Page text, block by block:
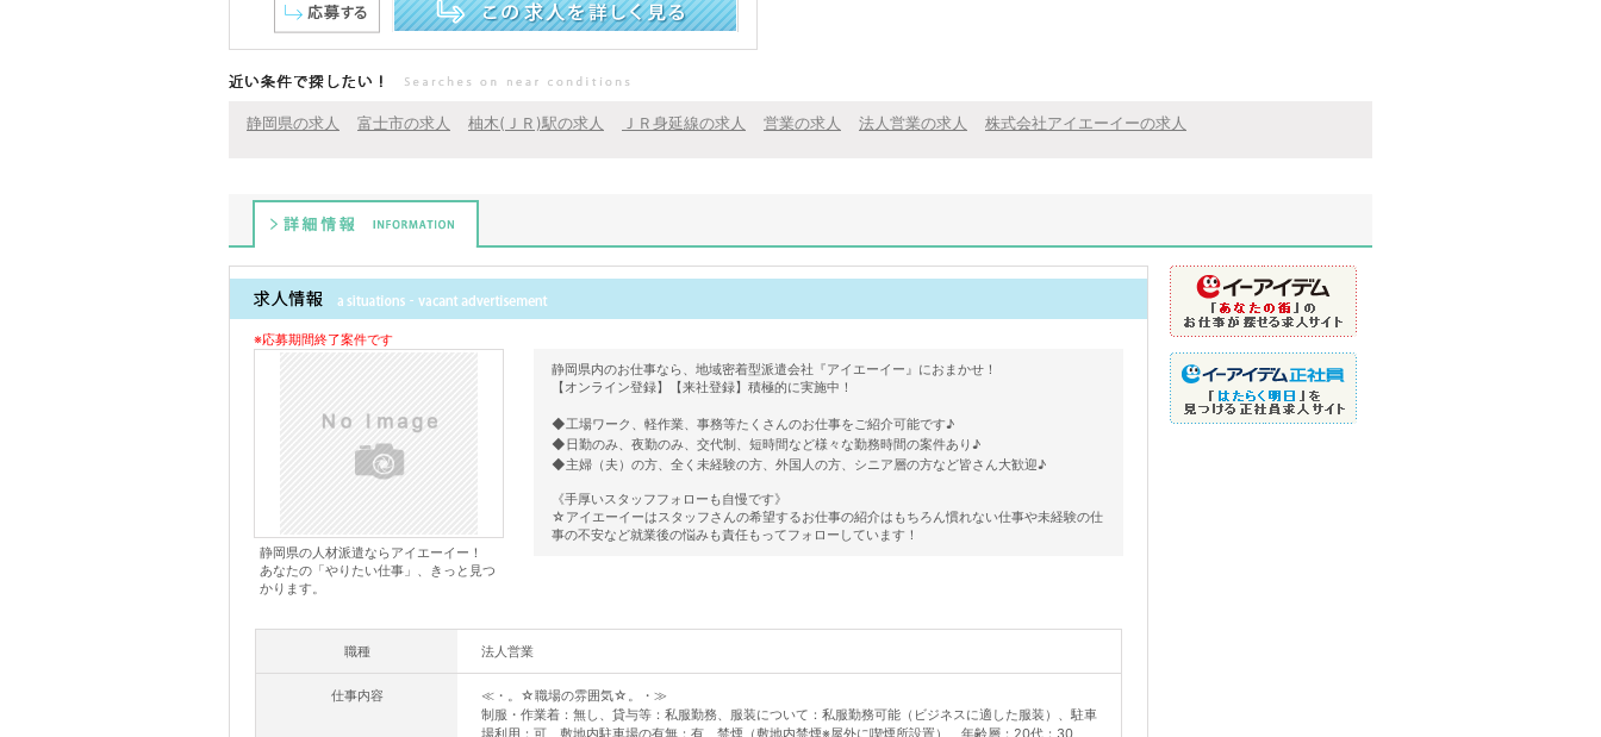
静岡県の求人 富士市の求人 柚木(ＪＲ)駅の求人 ＪＲ身延線の求人 営業の求人 法人営業の求人 株式会社アイエーイーの求人
※応募期間終了案件です
静岡県の人材派遣ならアイエーイー！
あなたの「やりたい仕事」、きっと見つ
かります。
静岡県内のお仕事なら、地域密着型派遣会社『アイエーイー』におまかせ！
【オンライン登録】【来社登録】積極的に実施中！
◆工場ワーク、軽作業、事務等たくさんのお仕事をご紹介可能です♪
◆日勤のみ、夜勤のみ、交代制、短時間など様々な勤務時間の案件あり♪
◆主婦（夫）の方、全く未経験の方、外国人の方、シニア層の方など皆さん大歓迎♪
《手厚いスタッフフォローも自慢です》
☆アイエーイーはスタッフさんの希望するお仕事の紹介はもちろん慣れない仕事や未経験の仕
事の不安など就業後の悩みも責任もってフォローしています！
職種 法人営業
仕事内容
≪・。☆職場の雰囲気☆。・≫
制服・作業着：無し、貸与等：私服勤務、服装について：私服勤務可能（ビジネスに適した服装）、駐車
場利用：可、敷地内駐車場の有無：有、禁煙（敷地内禁煙※屋外に喫煙所設置）、年齢層：20代；30